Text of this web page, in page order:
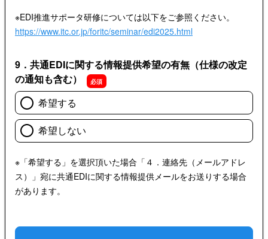
※EDI推進サポータ研修については以下をご参照ください。
https://www.itc.or.jp/foritc/seminar/edi2025.html
9．共通EDIに関する情報提供希望の有無（仕様の改定
の通知も含む）
希望する
希望しない
※「希望する」を選択頂いた場合「４．連絡先（メールアドレ
ス）」宛に共通EDIに関する情報提供メールをお送りする場合
があります。